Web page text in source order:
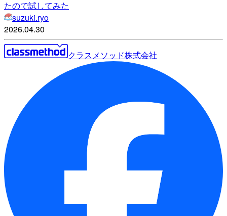
たので試してみた
suzuki.ryo
2026.04.30
クラスメソッド株式会社